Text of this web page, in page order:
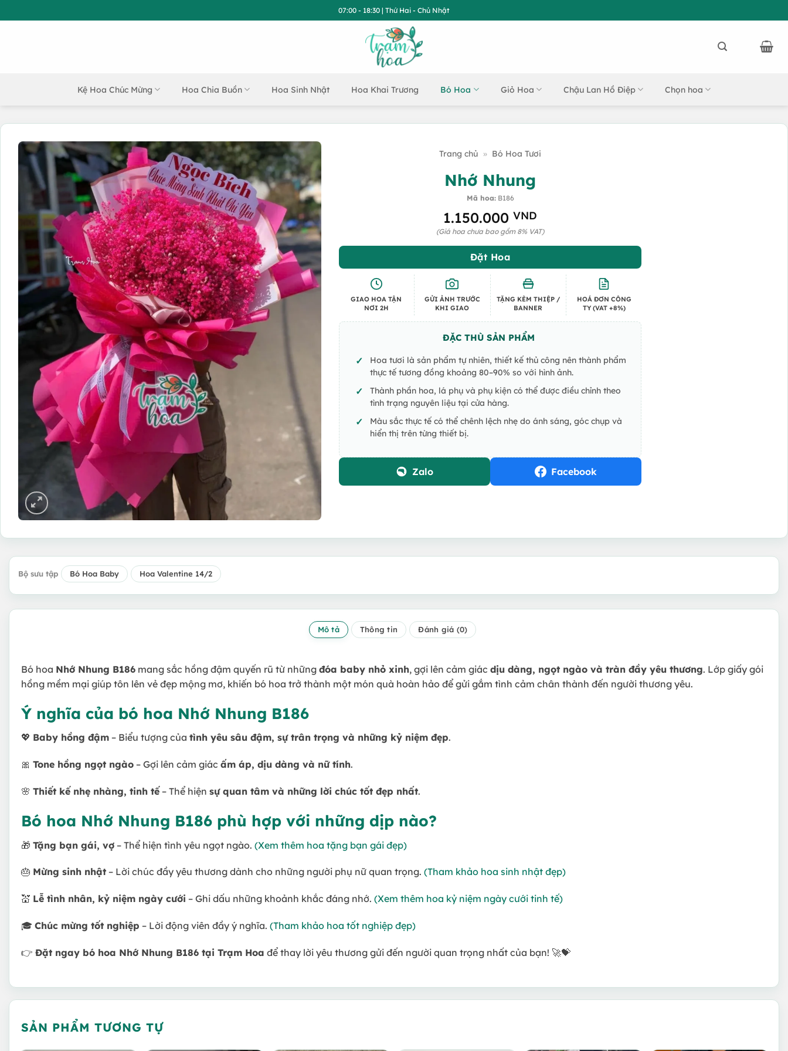
qua
07:00 - 18:30 | Thứ Hai - Chủ Nhật
Kệ Hoa Chúc Mừng Hoa Chia Buồn Hoa Sinh Nhật Hoa Khai Trương Bó Hoa Giỏ Hoa Chậu Lan Hồ Điệp Chọn hoa
Trang chủ » Bó Hoa Tươi
Nhớ Nhung
Mã hoa:B186
1.150.000 VND
(Giá hoa chưa bao gồm 8% VAT)
Đặt Hoa
GIAO HOA TẬN
NƠI 2H
GỬI ẢNH TRƯỚC
KHI GIAO
TẶNG KÈM THIỆP /
BANNER
HOÁ ĐƠN CÔNG
TY (VAT +8%)
ĐẶC THÙ SẢN PHẨM
Hoa tươi là sản phẩm tự nhiên, thiết kế thủ công nên thành phẩm
thực tế tương đồng khoảng 80–90% so với hình ảnh.
Thành phần hoa, lá phụ và phụ kiện có thể được điều chỉnh theo
tình trạng nguyên liệu tại cửa hàng.
Màu sắc thực tế có thể chênh lệch nhẹ do ánh sáng, góc chụp và
hiển thị trên từng thiết bị.
Zalo Facebook
Bộ sưu tập Bó Hoa Baby Hoa Valentine 14/2
Mô tả Thông tin Đánh giá (0)
Bó hoa Nhớ Nhung B186 mang sắc hồng đậm quyến rũ từ những đóa baby nhỏ xinh, gợi lên cảm giác dịu dàng, ngọt ngào và tràn đầy yêu thương. Lớp giấy gói
hồng mềm mại giúp tôn lên vẻ đẹp mộng mơ, khiến bó hoa trở thành một món quà hoàn hảo để gửi gắm tình cảm chân thành đến người thương yêu.
Ý nghĩa của bó hoa Nhớ Nhung B186
💖 Baby hồng đậm – Biểu tượng của tình yêu sâu đậm, sự trân trọng và những kỷ niệm đẹp.
🎀 Tone hồng ngọt ngào – Gợi lên cảm giác ấm áp, dịu dàng và nữ tính.
🌸 Thiết kế nhẹ nhàng, tinh tế– Thể hiện sự quan tâm và những lời chúc tốt đẹp nhất.
Bó hoa Nhớ Nhung B186 phù hợp với những dịp nào?
🎁 Tặng bạn gái, vợ – Thể hiện tình yêu ngọt ngào. (Xem thêm hoa tặng bạn gái đẹp)
🎂 Mừng sinh nhật – Lời chúc đầy yêu thương dành cho những người phụ nữ quan trọng. (Tham khảo hoa sinh nhật đẹp)
💒 Lễ tình nhân, kỷ niệm ngày cưới – Ghi dấu những khoảnh khắc đáng nhớ. (Xem thêm hoa kỷ niệm ngày cưới tinh tế)
🎓 Chúc mừng tốt nghiệp – Lời động viên đầy ý nghĩa. (Tham khảo hoa tốt nghiệp đẹp)
👉 Đặt ngay bó hoa Nhớ Nhung B186 tại Trạm Hoa để thay lời yêu thương gửi đến người quan trọng nhất của bạn! 🚀💝
SẢN PHẨM TƯƠNG TỰ